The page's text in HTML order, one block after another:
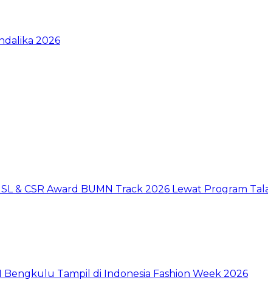
2026
& CSR Award BUMN Track 2026 Lewat Program
Tampil di Indonesia Fashion Week 2026